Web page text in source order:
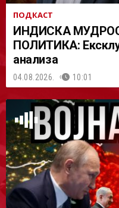
ПОДКАСТ
ИНДИСКА
ПОЛИТИКА:
анализа
04.08.2026. 10:01